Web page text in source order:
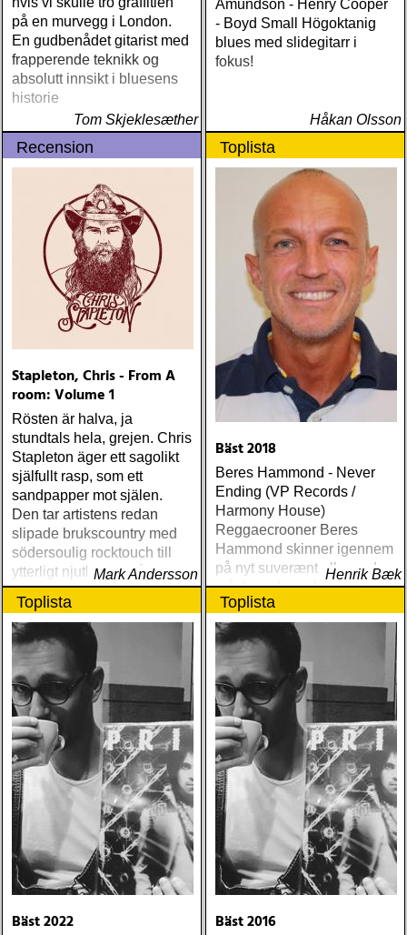
på en murvegg i London.
En gudbenådet gitarist med
frapperende teknikk og
absolutt innsikt i bluesens
historie
Tom Skjeklesæther
Amundson - Henry Cooper
- Boyd Small Högoktanig
blues med slidegitarr i
fokus!
Håkan Olsson
Recension
Stapleton, Chris - From A
room: Volume 1
Rösten är halva, ja
stundtals hela, grejen. Chris
Stapleton äger ett sagolikt
själfullt rasp, som ett
sandpapper mot själen.
Den tar artistens redan
slipade brukscountry med
södersoulig rocktouch till
ytterligt njutbara nivåer
Mark Andersson
Toplista
Bäst 2018
Beres Hammond - Never
Ending (VP Records /
Harmony House)
Reggaecrooner Beres
Hammond skinner igennem
på nyt suverænt album, der
måske er hans bedste
gennem tiderne
Henrik Bæk
Toplista
Bäst 2022
Toplista
Bäst 2016